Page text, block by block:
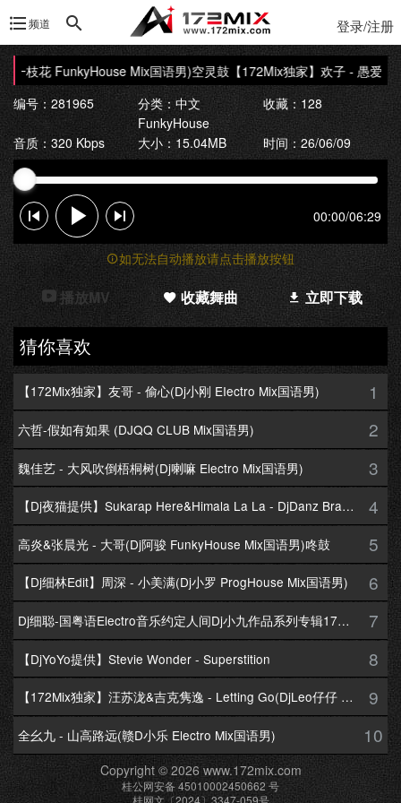
频道 登录/注册
枝花 FunkyHouse Mix国语男)空灵鼓【172Mix独家】欢子 - 愚爱(Dj
编号：281965
分类：中文
FunkyHouse
收藏：128
音质：320 Kbps 大小：15.04MB 时间：26/06/09
00:00/06:29
如无法自动播放请点击播放按钮
播放MV 收藏舞曲 立即下载
猜你喜欢
【172Mix独家】友哥 - 偷心(Dj小刚 EIectro Mix国语男) 1
六哲-假如有如果 (DJQQ CLUB Mix国语男) 2
魏佳艺 - 大风吹倒梧桐树(Dj喇嘛 Electro Mix国语男) 3
【Dj夜猫提供】Sukarap Here&Himala La La - DjDanz Braekbeat Mix 4
高炎&张晨光 - 大哥(Dj阿骏 FunkyHouse Mix国语男)咚鼓 5
【Dj细林Edit】周深 - 小美满(Dj小罗 ProgHouse Mix国语男) 6
Dj细聪-国粤语Electro音乐约定人间Dj小九作品系列专辑172Mix串烧 7
【DjYoYo提供】Stevie Wonder - Superstition 8
【172Mix独家】汪苏泷&吉克隽逸 - Letting Go(DjLeo仔仔 Electro Mix国语合唱) 9
全幺九 - 山高路远(赣D小乐 Electro Mix国语男) 10
Copyright © 2026 www.172mix.com
桂公网安备 45010002450662 号
桂网文〔2024〕3347-059号